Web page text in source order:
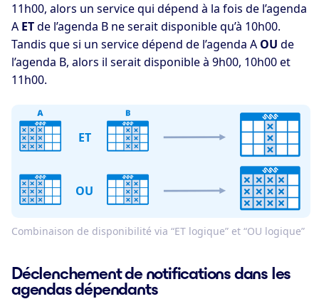
11h00, alors un service qui dépend à la fois de l’agenda
A ETde l’agenda B ne serait disponible qu’à 10h00.
Tandis que si un service dépend de l’agenda A OU de
l’agenda B, alors il serait disponible à 9h00, 10h00 et
11h00.
ET
OU
Combinaison de disponibilité via “ET logique” et “OU logique”
Déclenchement de notifications dans les
agendas dépendants